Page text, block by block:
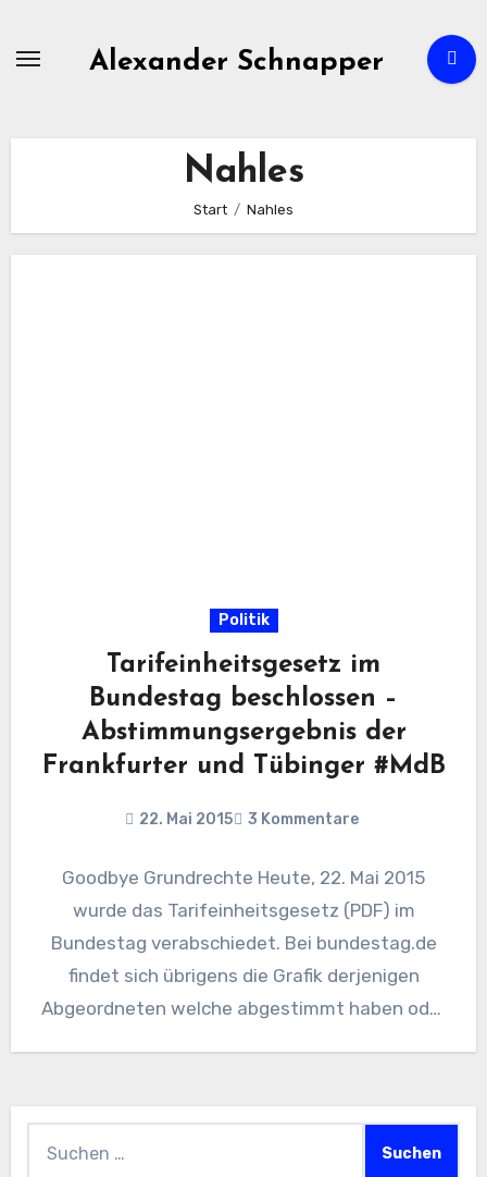
Alexander Schnapper
Nahles
Start Nahles
Politik
Tarifeinheitsgesetz im
Bundestag beschlossen –
Abstimmungsergebnis der
Frankfurter und Tübinger #MdB
22. Mai 2015 3 Kommentare
Goodbye Grundrechte Heute, 22. Mai 2015
wurde das Tarifeinheitsgesetz (PDF) im
Bundestag verabschiedet. Bei bundestag.de
findet sich übrigens die Grafik derjenigen
Abgeordneten welche abgestimmt haben oder